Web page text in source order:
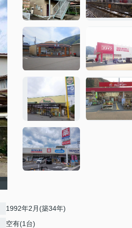
1992年2月(築34年)
空有(1台)